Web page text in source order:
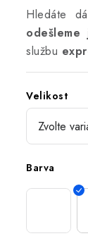
Hledáte
službu
Velikost
Barva